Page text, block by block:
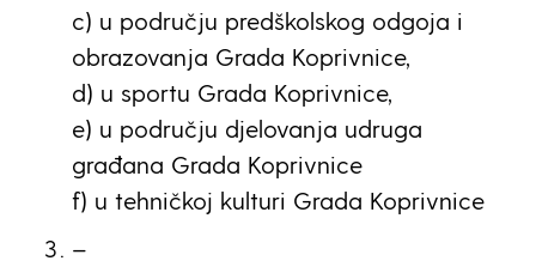
c) u području predškolskog odgoja i
obrazovanja Grada Koprivnice,
d) u sportu Grada Koprivnice,
e) u području djelovanja udruga
građana Grada Koprivnice
f) u tehničkoj kulturi Grada Koprivnice
–